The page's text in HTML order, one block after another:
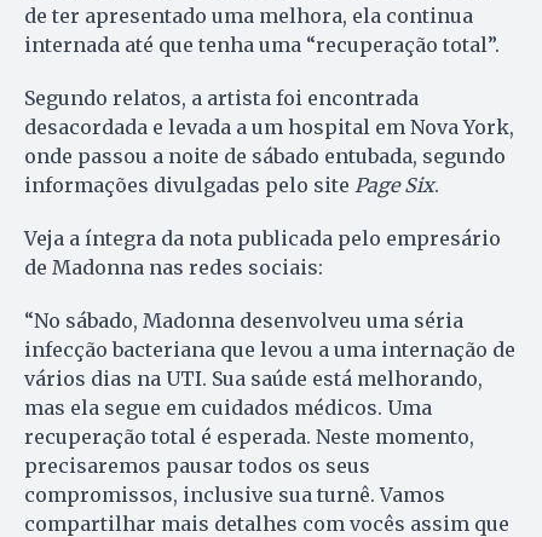
de ter apresentado uma melhora, ela continua
internada até que tenha uma “recuperação total”.
Segundo relatos, a artista foi encontrada
desacordada e levada a um hospital em Nova York,
onde passou a noite de sábado entubada, segundo
informações divulgadas pelo site Page Six.
Veja a íntegra da nota publicada pelo empresário
de Madonna nas redes sociais:
“No sábado, Madonna desenvolveu uma séria
infecção bacteriana que levou a uma internação de
vários dias na UTI. Sua saúde está melhorando,
mas ela segue em cuidados médicos. Uma
recuperação total é esperada. Neste momento,
precisaremos pausar todos os seus
compromissos, inclusive sua turnê. Vamos
compartilhar mais detalhes com vocês assim que